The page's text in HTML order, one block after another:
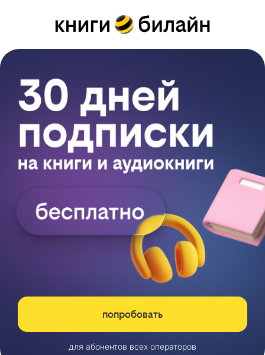
попробовать
для абонентов всех операторов